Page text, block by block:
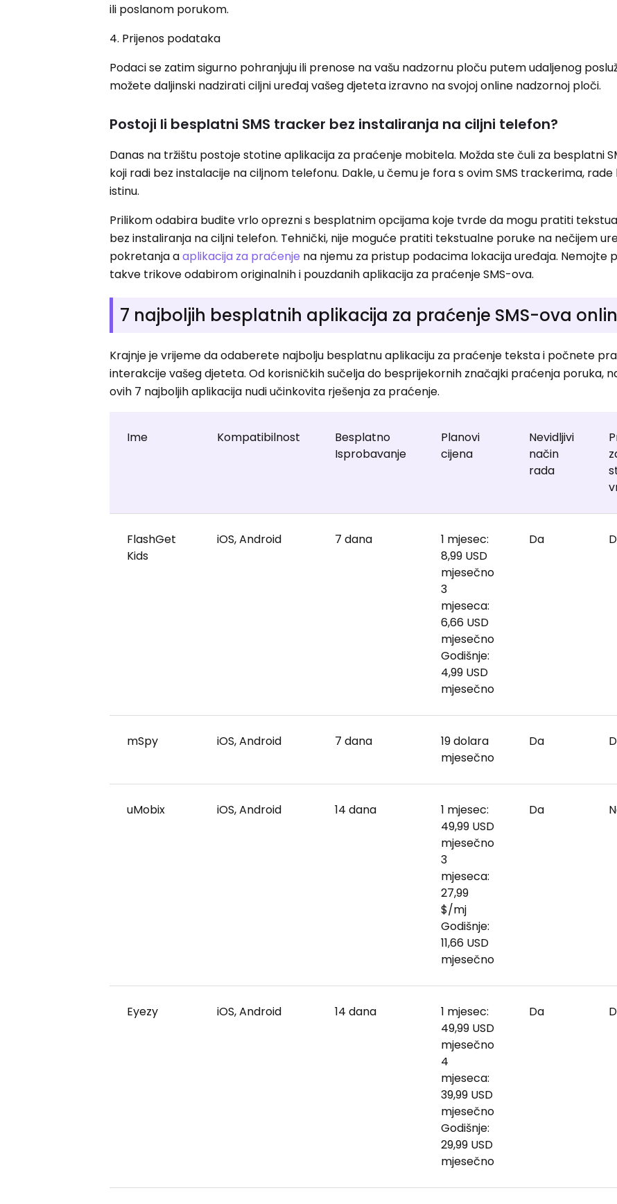
ili poslanom porukom.
4. Prijenos podataka
Podaci se zatim sigurno pohranjuju ili prenose na vašu nadzornu ploču putem udaljenog
možete daljinski nadzirati ciljni uređaj vašeg djeteta izravno na svojoj online nadzornoj ploči.
Postoji li besplatni SMS tracker bez instaliranja na ciljni telefon?
Danas na tržištu postoje stotine aplikacija za praćenje mobitela. Možda ste čuli za besplatni
koji radi bez instalacije na ciljnom telefonu. Dakle, u čemu je fora s ovim SMS trackerima,
istinu.
Prilikom odabira budite vrlo oprezni s besplatnim opcijama koje tvrde da mogu pratiti
bez instaliranja na ciljni telefon. Tehnički, nije moguće pratiti tekstualne poruke na nečijem
pokretanja aaplikacija za praćenje na njemu za pristup podacima lokacija uređaja. Nemojte
takve trikove odabirom originalnih i pouzdanih aplikacija za praćenje SMS-ova.
7 najboljih besplatnih aplikacija za praćenje SMS-ova
Krajnje je vrijeme da odaberete najbolju besplatnu aplikaciju za praćenje teksta i počnete
interakcije vašeg djeteta. Od korisničkih sučelja do besprijekornih značajki praćenja poruka,
ovih 7 najboljih aplikacija nudi učinkovita rješenja za praćenje.
Ime Kompatibilnost
Besplatno
Isprobavanje
Planovi
cijena
Nevidljivi
način
rada
FlashGet
Kids
iOS, Android 7 dana
1 mjesec:
8,99 USD
mjesečno
3
mjeseca:
6,66 USD
mjesečno
Godišnje:
4,99 USD
mjesečno
Da
mSpy iOS, Android 7 dana
19 dolara
mjesečno
Da
uMobix iOS, Android 14 dana
1 mjesec:
49,99 USD
mjesečno
3
mjeseca:
27,99
$/mj
Godišnje:
11,66 USD
mjesečno
Da
Eyezy iOS, Android 14 dana
1 mjesec:
49,99 USD
mjesečno
4
mjeseca:
39,99 USD
mjesečno
Godišnje:
29,99 USD
mjesečno
Da